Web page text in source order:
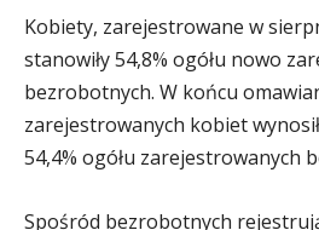
Kobiety, zarejestrowane w
stanowiły 54,8% ogółu nowo
bezrobotnych. W końcu
zarejestrowanych kobiet
54,4% ogółu zarejestrowanych
Spośród bezrobotnych